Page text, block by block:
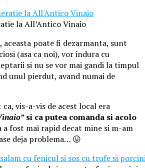
la All’Antico Vinaio
aceasta poate fi dezarmanta, sunt
(asa ca noi), vor indura cu
si nu se vor mai gandi la timpul
unul pierdut, avand numai de
vis-a-vis de acest local era
si ca putea comanda si acolo
a fost mai rapid decat mine si m-am
deja problema… 😛